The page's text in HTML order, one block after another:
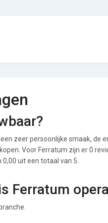
zeer persoonlijke smaak, de
Voor Ferratum zijn er 0
uit een totaal van 5.
Ferratum